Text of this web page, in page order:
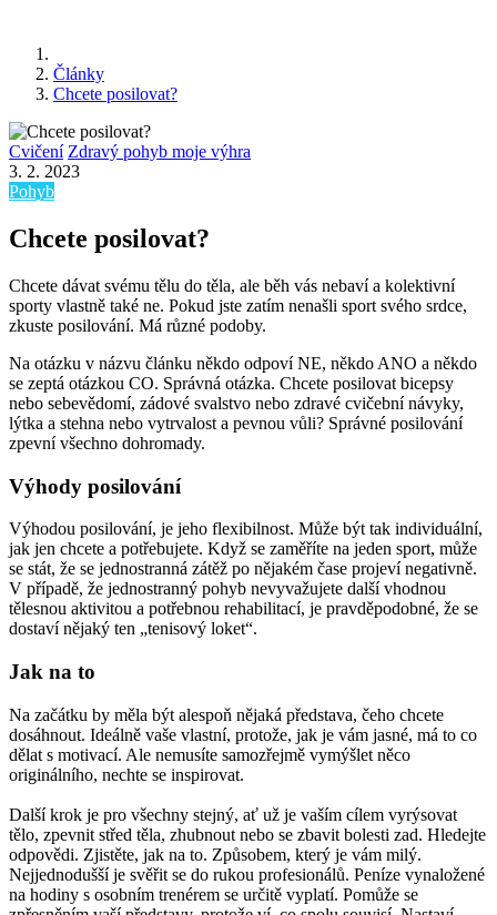
Články
Chcete posilovat?
Cvičení Zdravý pohyb moje výhra
3. 2. 2023
Pohyb
Chcete posilovat?
Chcete dávat svému tělu do těla, ale běh vás nebaví a kolektivní
sporty vlastně také ne. Pokud jste zatím nenašli sport svého srdce,
zkuste posilování. Má různé podoby.
Na otázku v názvu článku někdo odpoví NE, někdo ANO a někdo
se zeptá otázkou CO. Správná otázka. Chcete posilovat bicepsy
nebo sebevědomí, zádové svalstvo nebo zdravé cvičební návyky,
lýtka a stehna nebo vytrvalost a pevnou vůli? Správné posilování
zpevní všechno dohromady.
Výhody posilování
Výhodou posilování, je jeho flexibilnost. Může být tak individuální,
jak jen chcete a potřebujete. Když se zaměříte na jeden sport, může
se stát, že se jednostranná zátěž po nějakém čase projeví negativně.
V případě, že jednostranný pohyb nevyvažujete další vhodnou
tělesnou aktivitou a potřebnou rehabilitací, je pravděpodobné, že se
dostaví nějaký ten „tenisový loket“.
Jak na to
Na začátku by měla být alespoň nějaká představa, čeho chcete
dosáhnout. Ideálně vaše vlastní, protože, jak je vám jasné, má to co
dělat s motivací. Ale nemusíte samozřejmě vymýšlet něco
originálního, nechte se inspirovat.
Další krok je pro všechny stejný, ať už je vaším cílem vyrýsovat
tělo, zpevnit střed těla, zhubnout nebo se zbavit bolesti zad. Hledejte
odpovědi. Zjistěte, jak na to. Způsobem, který je vám milý.
Nejjednodušší je svěřit se do rukou profesionálů. Peníze vynaložené
na hodiny s osobním trenérem se určitě vyplatí. Pomůže se